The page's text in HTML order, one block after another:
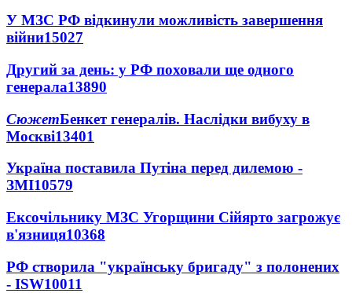
У МЗС РФ відкинули можливість завершення
війни15027
Другий за день: у РФ поховали ще одного
генерала13890
СюжетБенкет генералів. Наслідки вибуху в
Москві13401
Україна поставила Путіна перед дилемою -
ЗМІ10579
Ексочільнику МЗС Угорщини Сійярто загрожує
в'язниця10368
РФ створила "українську бригаду" з полонених
- ISW10011